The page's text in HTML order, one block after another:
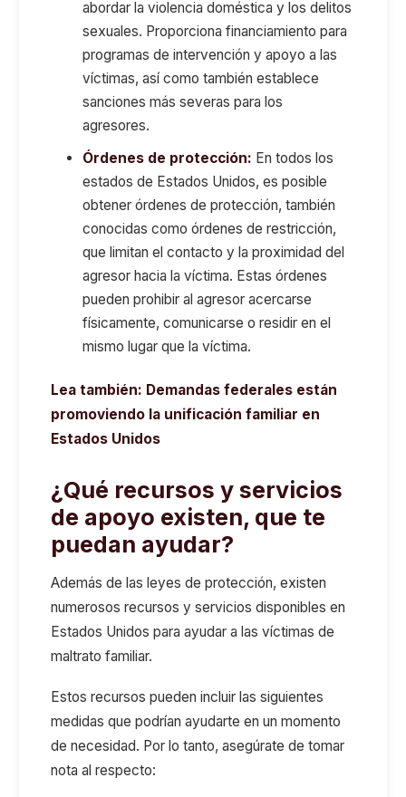
abordar la violencia doméstica y los delitos
sexuales. Proporciona financiamiento para
programas de intervención y apoyo a las
víctimas, así como también establece
sanciones más severas para los
agresores.
Órdenes de protección: En todos los
estados de Estados Unidos, es posible
obtener órdenes de protección, también
conocidas como órdenes de restricción,
que limitan el contacto y la proximidad del
agresor hacia la víctima. Estas órdenes
pueden prohibir al agresor acercarse
físicamente, comunicarse o residir en el
mismo lugar que la víctima.
Lea también: Demandas federales están
promoviendo la unificación familiar en
Estados Unidos
¿Qué recursos y servicios
de apoyo existen, que te
puedan ayudar?
Además de las leyes de protección, existen
numerosos recursos y servicios disponibles en
Estados Unidos para ayudar a las víctimas de
maltrato familiar.
Estos recursos pueden incluir las siguientes
medidas que podrían ayudarte en un momento
de necesidad. Por lo tanto, asegúrate de tomar
nota al respecto: